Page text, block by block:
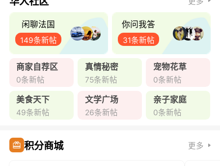
闲聊法国
149条新帖
你问我答
31条新帖
商家自荐区
0条新帖
真情秘密
75条新帖
宠物花草
0条新帖
美食天下
49条新帖
文学广场
26条新帖
亲子家庭
0条新帖
积分商城 更多